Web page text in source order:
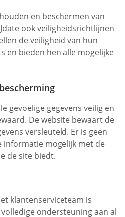
en beschermen van
ook veiligheidsrichtlijnen
de veiligheid van hun
en bieden hen alle mogelijke
gevoelige gegevens veilig en
De website bewaart de
versleuteld. Er is geen
informatie mogelijk met de
de site biedt.
klantenserviceteam is
ondersteuning aan al